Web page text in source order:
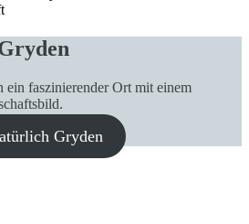
faszinierender Ort mit einem
Gryden